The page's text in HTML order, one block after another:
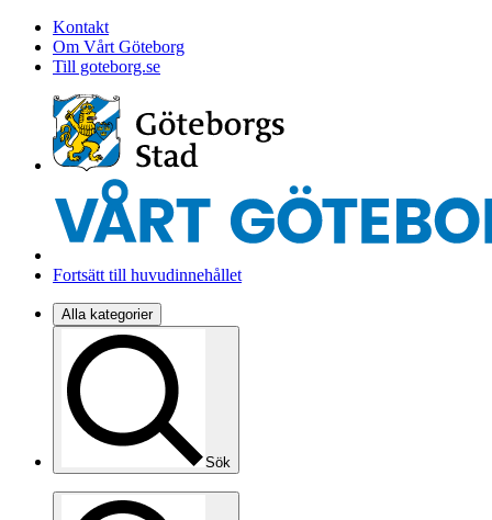
Kontakt
Om Vårt Göteborg
Till goteborg.se
Fortsätt till huvudinnehållet
Alla kategorier
Sök